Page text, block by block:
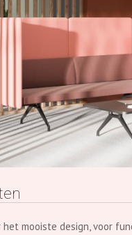
het mooiste design, voor